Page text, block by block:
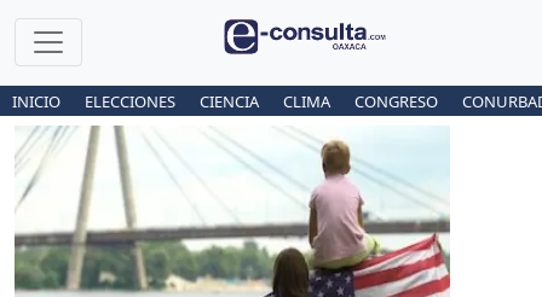
INICIO ELECCIONES CIENCIA CLIMA CONGRESO